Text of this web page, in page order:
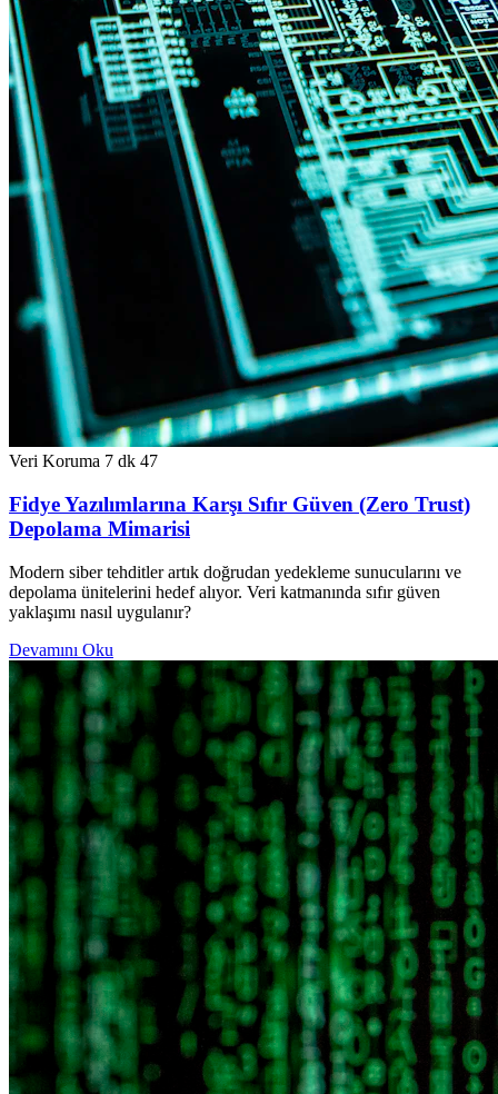
Veri Koruma 7 dk 47
Fidye Yazılımlarına Karşı Sıfır Güven (Zero Trust)
Depolama Mimarisi
Modern siber tehditler artık doğrudan yedekleme sunucularını ve
depolama ünitelerini hedef alıyor. Veri katmanında sıfır güven
yaklaşımı nasıl uygulanır?
Devamını Oku